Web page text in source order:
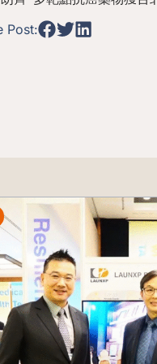
Post: